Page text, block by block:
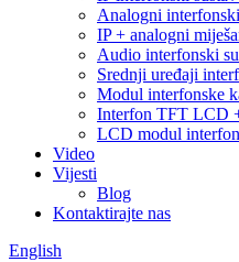
Analogni
IP + analogni
Audio interfonski
Srednji uređaji
Modul interfonske
Interfon TFT LCD
LCD modul
Video
Vijesti
Blog
Kontaktirajte nas
English